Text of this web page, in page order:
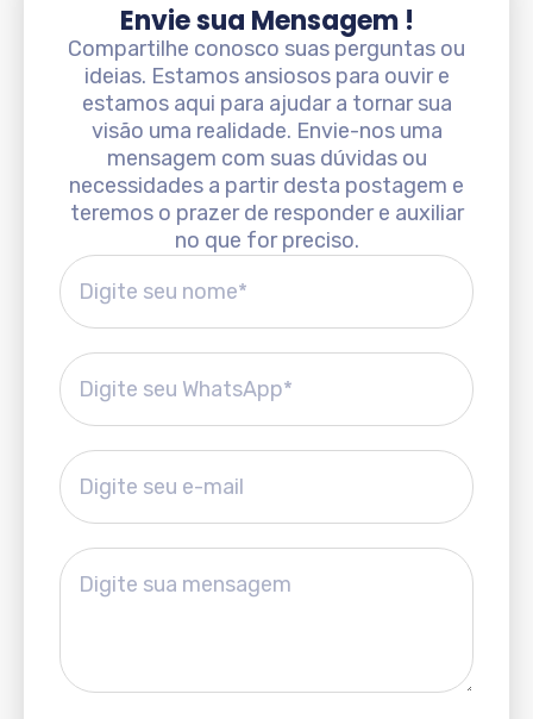
Envie sua Mensagem !
Compartilhe conosco suas perguntas ou
ideias. Estamos ansiosos para ouvir e
estamos aqui para ajudar a tornar sua
visão uma realidade. Envie-nos uma
mensagem com suas dúvidas ou
necessidades a partir desta postagem e
teremos o prazer de responder e auxiliar
no que for preciso.